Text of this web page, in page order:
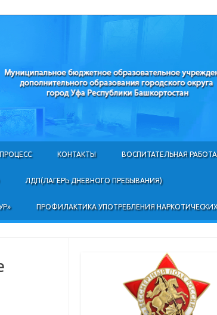
КОНТАКТЫ ВОСПИТАТЕЛЬНАЯ РАБОТА
ЛДП(ЛАГЕРЬ ДНЕВНОГО ПРЕБЫВАНИЯ)
ПРОФИЛАКТИКА УПОТРЕБЛЕНИЯ